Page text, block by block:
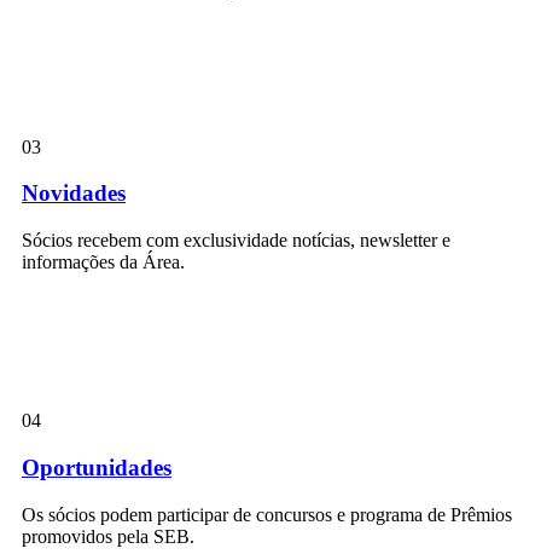
03
Novidades
Sócios recebem com exclusividade notícias, newsletter e
informações da Área.
04
Oportunidades
Os sócios podem participar de concursos e programa de Prêmios
promovidos pela SEB.